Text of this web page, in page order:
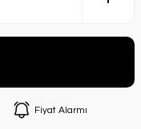
Fiyat Alarmı